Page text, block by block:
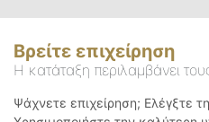
Βρείτε επιχείρηση
Η κατάταξη περιλαμβάνει
Ψάχνετε επιχείρηση; Ελέγξτε